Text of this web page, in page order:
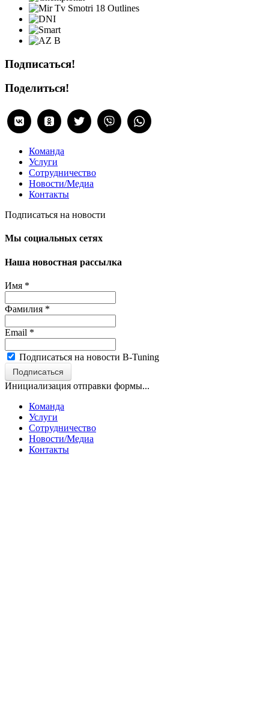
Подписаться!
Поделиться!
Команда
Услуги
Сотрудничество
Новости/Медиа
Контакты
Подписаться на новости
Мы социальных сетях
Наша новостная рассылка
Имя *
Фамилия *
Email *
Подписаться на новости B-Tuning
Подписаться
Инициализация отправки формы...
Команда
Услуги
Сотрудничество
Новости/Медиа
Контакты